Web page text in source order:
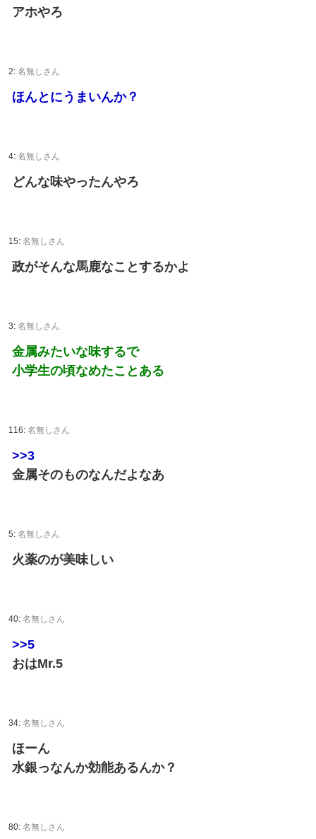
アホやろ
2: 名無しさん
ほんとにうまいんか？
4: 名無しさん
どんな味やったんやろ
15: 名無しさん
政がそんな馬鹿なことするかよ
3: 名無しさん
金属みたいな味するで
小学生の頃なめたことある
116: 名無しさん
>>3
金属そのものなんだよなあ
5: 名無しさん
火薬のが美味しい
40: 名無しさん
>>5
おはMr.5
34: 名無しさん
ほーん
水銀っなんか効能あるんか？
80: 名無しさん